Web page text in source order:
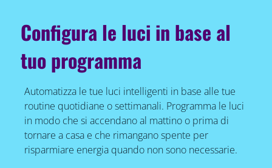
Configura le luci in base al
tuo programma
Automatizza le tue luci intelligenti in base alle tue
routine quotidiane o settimanali. Programma le luci
in modo che si accendano al mattino o prima di
tornare a casa e che rimangano spente per
risparmiare energia quando non sono necessarie.